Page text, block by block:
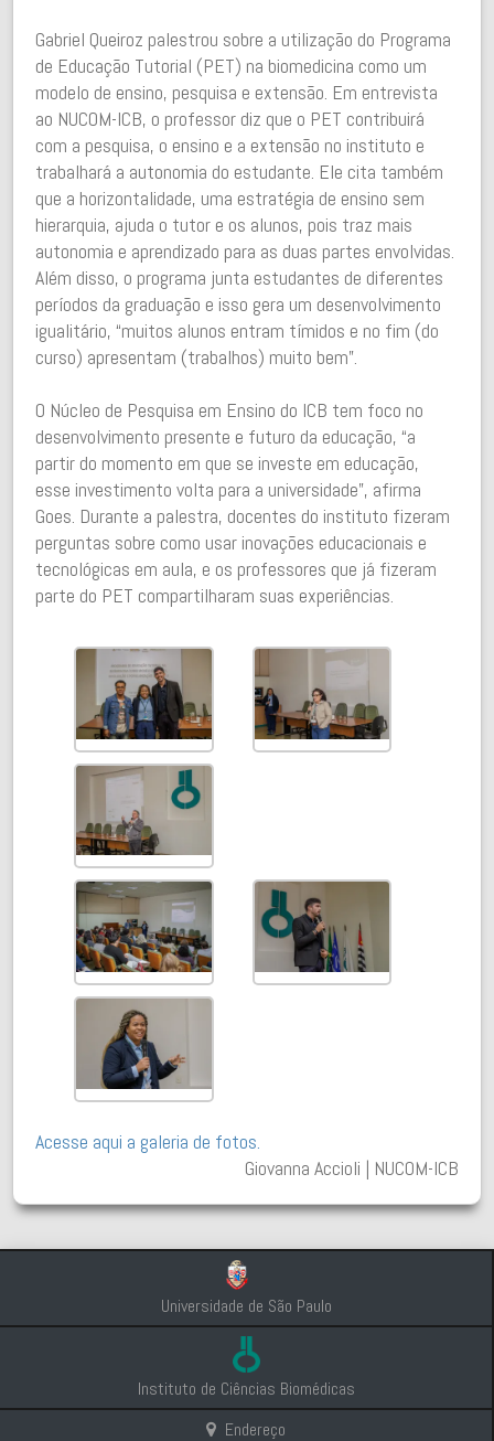
Gabriel Queiroz palestrou sobre a utilização do Programa
de Educação Tutorial (PET) na biomedicina como um
modelo de ensino, pesquisa e extensão. Em entrevista
ao NUCOM-ICB, o professor diz que o PET contribuirá
com a pesquisa, o ensino e a extensão no instituto e
trabalhará a autonomia do estudante. Ele cita também
que a horizontalidade, uma estratégia de ensino sem
hierarquia, ajuda o tutor e os alunos, pois traz mais
autonomia e aprendizado para as duas partes envolvidas.
Além disso, o programa junta estudantes de diferentes
períodos da graduação e isso gera um desenvolvimento
igualitário, “muitos alunos entram tímidos e no fim (do
curso) apresentam (trabalhos) muito bem”.
O Núcleo de Pesquisa em Ensino do ICB tem foco no
desenvolvimento presente e futuro da educação, “a
partir do momento em que se investe em educação,
esse investimento volta para a universidade”, afirma
Goes. Durante a palestra, docentes do instituto fizeram
perguntas sobre como usar inovações educacionais e
tecnológicas em aula, e os professores que já fizeram
parte do PET compartilharam suas experiências.
Acesse aqui a galeria de fotos.
Giovanna Accioli | NUCOM-ICB
Universidade de São Paulo
Instituto de Ciências Biomédicas
Endereço